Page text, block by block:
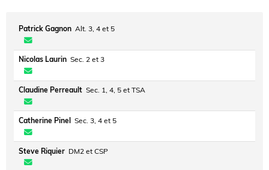
Patrick Gagnon Alt. 3, 4 et 5
Nicolas Laurin Sec. 2 et 3
Claudine Perreault Sec. 1, 4, 5 et TSA
Catherine Pinel Sec. 3, 4 et 5
Steve Riquier DM2 et CSP